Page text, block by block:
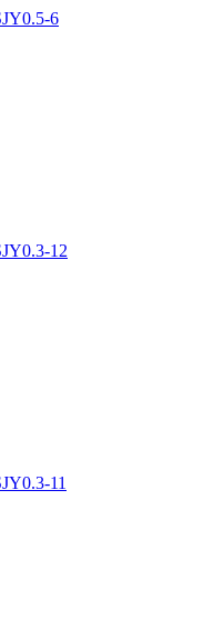
6
12
11